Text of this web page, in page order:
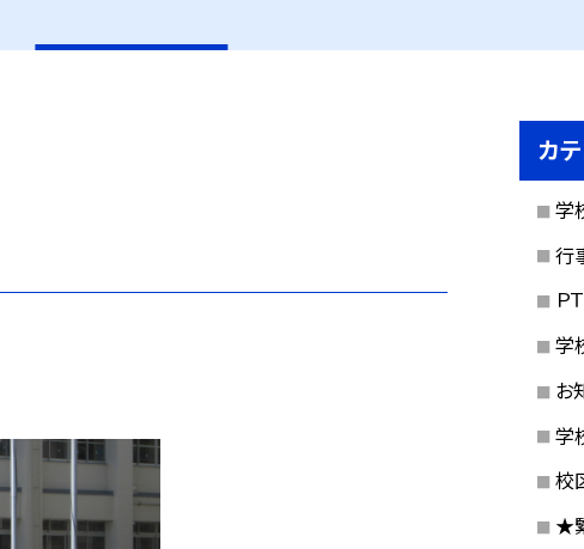
カ
学
行
Ｐ
学
お
学
校
★